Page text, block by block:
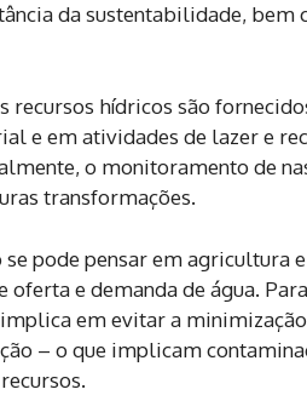
da sustentabilidade,
recursos hídricos são
e em atividades de lazer e
o monitoramento de
transformações.
pode pensar em agricultura
oferta e demanda de água.
implica em evitar a
– o que implicam